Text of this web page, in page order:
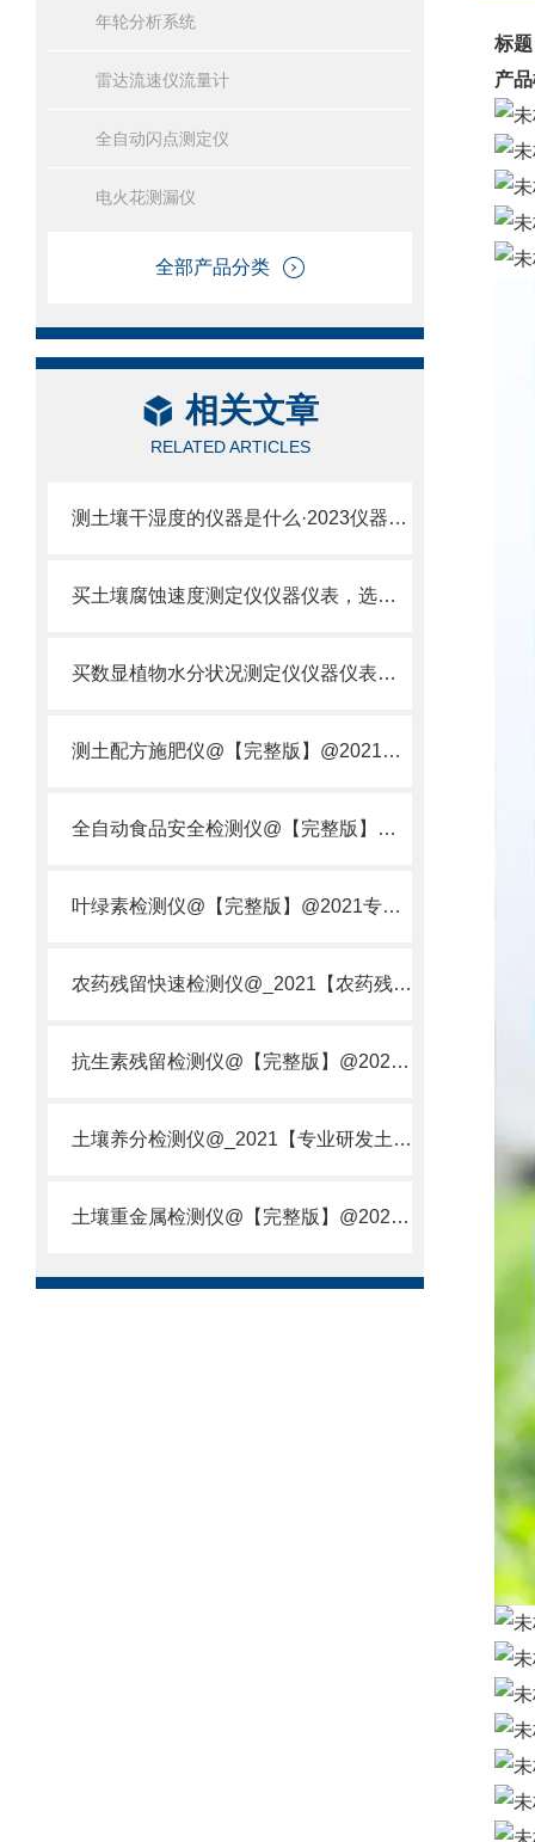
年轮分析系统
雷达流速仪流量计
全自动闪点测定仪
电火花测漏仪
全部产品分类
相关文章
RELATED ARTICLES
测土壤干湿度的仪器是什么·2023仪器仪表·云唐土壤干湿度检测仪器设备
买土壤腐蚀速度测定仪仪器仪表，选【云唐新款】土壤腐蚀速度测定仪
买数显植物水分状况测定仪仪器仪表，就来山东云唐精品货源
测土配方施肥仪@【完整版】@2021专业测土配方施肥仪器仪表
全自动食品安全检测仪@【完整版】@2021专业全自动食品检测仪器仪表
叶绿素检测仪@【完整版】@2021专业叶绿素检测仪器仪表
农药残留快速检测仪@_2021【农药残留检测仪器仪表DE原理】
抗生素残留检测仪@【完整版】@2021专业抗生素残留检测仪器仪表
土壤养分检测仪@_2021【专业研发土壤养分快速检测仪器仪表厂】
土壤重金属检测仪@【完整版】@2021专业土壤重金属快速检测仪器仪表
标
产